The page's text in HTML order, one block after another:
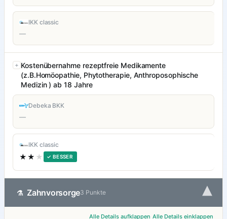
IKK classic
—
Kostenübernahme rezeptfreie Medikamente
(z.B.Homöopathie, Phytotherapie, Anthroposophische
Medizin ) ab 18 Jahre
Debeka BKK
—
IKK classic
★★ ★ ✓ BESSER
⚗ Zahnvorsorge3 Punkte ▾
Alle Details aufklappen Alle Details einklappen